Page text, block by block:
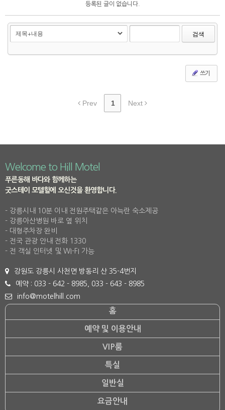
등록된 글이 없습니다.
검색
쓰기
Prev 1 Next
Welcome to Hill Motel
푸른동해 바다와 함께하는
굿스테이 모텔힐에 오신것을 환영합니다.
- 강릉시내 10분 이내 전원주택같은 아늑란 숙소제공
- 강릉아산병원 바로 옆 위치
- 대형주차장 완비
- 전국 관광 안내 전화 1330
- 전 객실 인터넷 및 WI-FI 가능
강원도 강릉시 사천면 방동리 산 35-4번지
예약 : 033 - 642 - 8985, 033 - 643 - 8985
info@motelhill.com
홈
예약 및 이용안내
VIP룸
특실
일반실
요금안내